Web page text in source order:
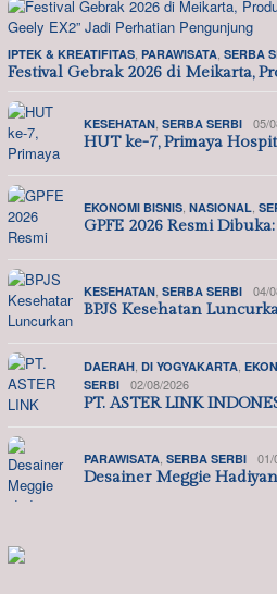
IPTEK & KREATIFITAS PARAWISATA SERBA
Festival Gebrak 2026 di Meikarta,
KESEHATAN SERBA SERBI 05/
HUT ke-7, Primaya
EKONOMI BISNIS NASIONAL
GPFE 2026 Resmi
KESEHATAN SERBA SERBI 04/
BPJS Kesehatan
DAERAH DI YOGYAKARTA
SERBI
02/08/2026
PT. ASTER LINK
PARAWISATA SERBA SERBI 01/
Desainer Meggie